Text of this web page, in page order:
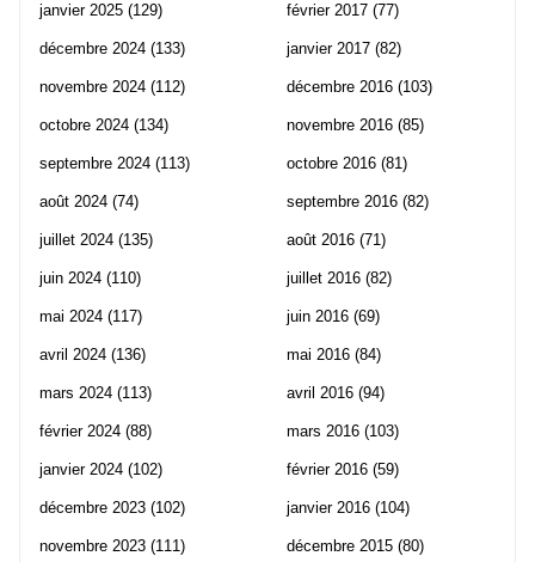
janvier 2025 (129)
décembre 2024 (133)
novembre 2024 (112)
octobre 2024 (134)
septembre 2024 (113)
août 2024 (74)
juillet 2024 (135)
juin 2024 (110)
mai 2024 (117)
avril 2024 (136)
mars 2024 (113)
février 2024 (88)
janvier 2024 (102)
décembre 2023 (102)
novembre 2023 (111)
février 2017 (77)
janvier 2017 (82)
décembre 2016 (103)
novembre 2016 (85)
octobre 2016 (81)
septembre 2016 (82)
août 2016 (71)
juillet 2016 (82)
juin 2016 (69)
mai 2016 (84)
avril 2016 (94)
mars 2016 (103)
février 2016 (59)
janvier 2016 (104)
décembre 2015 (80)